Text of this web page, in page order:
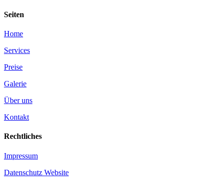
Seiten
Home
Services
Preise
Galerie
Über uns
Kontakt
Rechtliches
Impressum
Datenschutz Website